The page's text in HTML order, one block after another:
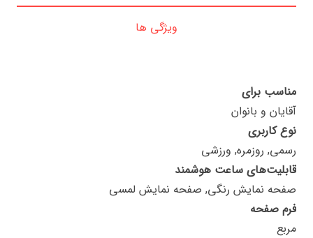
ویژگی ها
مناسب برای
آقایان و بانوان
نوع کاربری
رسمی, روزمره, ورزشی
قابلیت‌های ساعت هوشمند
صفحه نمایش رنگی, صفحه نمایش لمسی
فرم صفحه
مربع